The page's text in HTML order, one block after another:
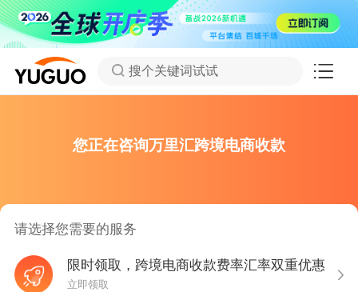
搜个关键词试试
您正在咨询万里汇跨境电商收款
请选择您需要的服务
限时领取，跨境电商收款费率汇率双重优惠
立即领取